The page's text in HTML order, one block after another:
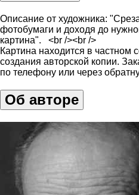
Описание от художника:
фотобумаги и доходя до
картина". <br /><br />
Картина находится в частном
создания авторской копии.
по телефону или через
Об авторе